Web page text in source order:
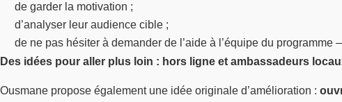
de garder la motivation ;
d’analyser leur audience cible ;
de ne pas hésiter à demander de l’aide à l’équipe du
Des idées pour aller plus loin : hors ligne et ambassadeurs
Ousmane propose également une idée originale d’amélioration :